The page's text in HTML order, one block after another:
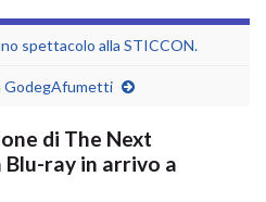
spettacolo alla STICCON.
GodegAfumetti
di The Next
ray in arrivo a